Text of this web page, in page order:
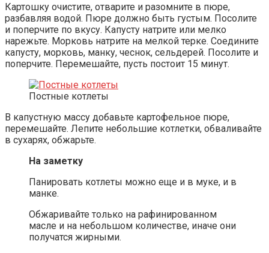
Картошку очистите, отварите и разомните в пюре,
разбавляя водой. Пюре должно быть густым. Посолите
и поперчите по вкусу. Капусту натрите или мелко
нарежьте. Морковь натрите на мелкой терке. Соедините
капусту, морковь, манку, чеснок, сельдерей. Посолите и
поперчите. Перемешайте, пусть постоит 15 минут.
Постные котлеты
В капустную массу добавьте картофельное пюре,
перемешайте. Лепите небольшие котлетки, обваливайте
в сухарях, обжарьте.
На заметку
Панировать котлеты можно еще и в муке, и в
манке.
Обжаривайте только на рафинированном
масле и на небольшом количестве, иначе они
получатся жирными.